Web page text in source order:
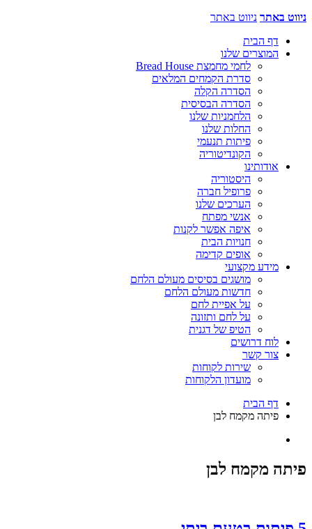
ניווט באתר ניווט באתר
דף הבית
המוצרים שלנו
לחמי מחמצת Bread House
סדרת הקמחים המלאים
הסדרה הקלה
הסדרה הבסיסית
הלחמניות שלנו
החלות שלנו
פיתות תנעמי
הקונדיטוריה
אודותינו
היסטוריה
פרופיל חברה
הערכים שלנו
אנשי מפתח
איפה אפשר לקנות
חנויות הבית
אופים קדימה
מידע מקצועי
מושגים בסיסים מעולם הלחם
חדשות מעולם הלחם
על אפיית לחם
על לחם ותזונה
הטיפ של דגנית
לוח דרושים
צור קשר
שירות לקוחות
מועדון הלקוחות
דף הבית
פיתה מקמח לבן
פיתה מקמח לבן